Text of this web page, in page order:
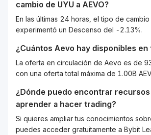
cambio de UYU a AEVO?
En las últimas 24 horas, el tipo de cambio
experimentó un Descenso del -2.13%.
¿Cuántos Aevo hay disponibles en
La oferta en circulación de Aevo es de
con una oferta total máxima de 1.00B
¿Dónde puedo encontrar recursos
aprender a hacer trading?
Si quieres ampliar tus conocimientos
puedes acceder gratuitamente a Bybit